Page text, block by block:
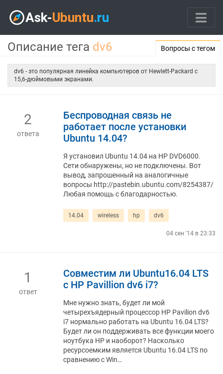
Описание тега dv6 Вопросы с тегом
dv6 - это популярная линейка компьютеров от Hewlett-Packard с
15,6-дюймовыми экранами.
2
ответа
Беспроводная связь не
работает после установки
Ubuntu 14.04?
Я установил Ubuntu 14.04 на HP DVD6000.
Сети обнаружены, но не подключены. Вот
вывод, запрошенный на аналогичные
вопросы http://pastebin.ubuntu.com/8254387/
Любая помощь с благодарностью.
14.04 wireless hp dv6
04 сен '14 в 23:33
1
ответ
Совместим ли Ubuntu16.04 LTS
с HP Pavillion dv6 i7?
Мне нужно знать, будет ли мой
четырехъядерный процессор HP Pavilion dv6
i7 нормально работать на Ubuntu 16.04 LTS?
Будет ли он поддерживать все функции моего
ноутбука HP и наоборот? Насколько
ресурсоемким является Ubuntu 16.04 LTS по
сравнению с Win…